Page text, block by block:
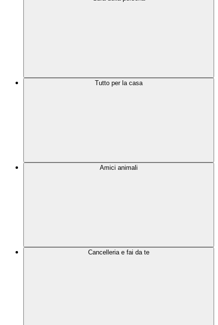
Tutto per la casa
Amici animali
Cancelleria e fai da te